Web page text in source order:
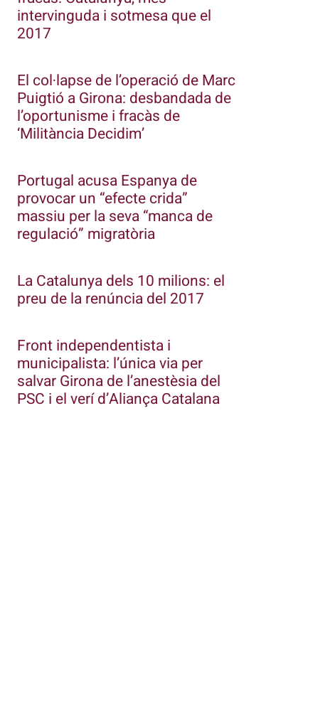
intervinguda i sotmesa que el
2017
El col·lapse de l’operació de Marc
Puigtió a Girona: desbandada de
l’oportunisme i fracàs de
‘Militància Decidim’
Portugal acusa Espanya de
provocar un “efecte crida”
massiu per la seva “manca de
regulació” migratòria
La Catalunya dels 10 milions: el
preu de la renúncia del 2017
Front independentista i
municipalista: l’única via per
salvar Girona de l’anestèsia del
PSC i el verí d’Aliança Catalana